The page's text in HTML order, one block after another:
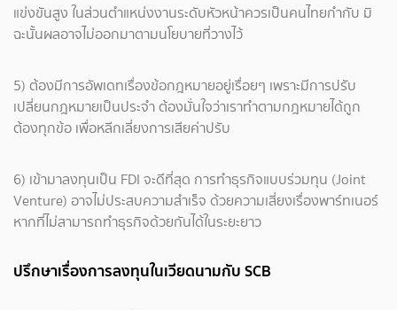
แข่งขันสูง ในส่วนตำแหน่งงานระดับหัวหน้าควรเป็นคนไทยกำกับ มิ
ฉะนั้นผลอาจไม่ออกมาตามนโยบายที่วางไว้
5) ต้องมีการอัพเดทเรื่องข้อกฎหมายอยู่เรื่อยๆ เพราะมีการปรับ
เปลี่ยนกฎหมายเป็นประจำ ต้องมั่นใจว่าเราทำตามกฎหมายได้ถูก
ต้องทุกข้อ เพื่อหลีกเลี่ยงการเสียค่าปรับ
6) เข้ามาลงทุนเป็น FDI จะดีที่สุด การทำธุรกิจแบบร่วมทุน (Joint
Venture) อาจไม่ประสบความสำเร็จ ด้วยความเสี่ยงเรื่องพาร์ทเนอร์
หากที่ไม่สามารถทำธุรกิจด้วยกันได้ในระยะยาว
ปรึกษาเรื่องการลงทุนในเวียดนามกับ SCB